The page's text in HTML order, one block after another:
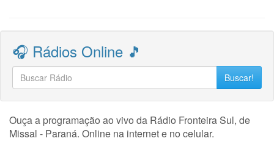
🎧 Rádios Online 🎵
Buscar!
Ouça a programação ao vivo da Rádio Fronteira Sul, de
Missal - Paraná. Online na internet e no celular.